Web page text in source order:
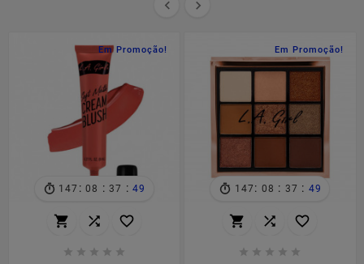
 
Em Promoção!
147 : 08 : 37 : 48
  
    
Em Promoção!
147 : 08 : 37 : 48
  
    